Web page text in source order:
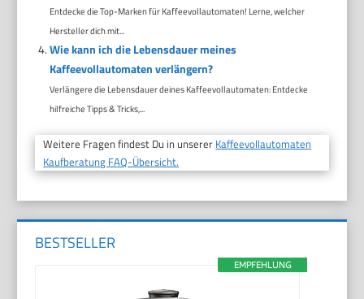
Entdecke die Top-Marken für Kaffeevollautomaten! Lerne, welcher
Hersteller dich mit...
Wie kann ich die Lebensdauer meines
Kaffeevollautomaten verlängern?
Verlängere die Lebensdauer deines Kaffeevollautomaten: Entdecke
hilfreiche Tipps & Tricks,...
Weitere Fragen findest Du in unserer Kaffeevollautomaten
Kaufberatung FAQ-Übersicht.
BESTSELLER
EMPFEHLUNG